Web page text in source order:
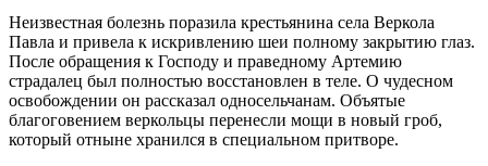
Неизвестная болезнь поразила крестьянина села Веркола
Павла и привела к искривлению шеи полному закрытию глаз.
После обращения к Господу и праведному Артемию
страдалец был полностью восстановлен в теле. О чудесном
освобождении он рассказал односельчанам. Объятые
благоговением веркольцы перенесли мощи в новый гроб,
который отныне хранился в специальном притворе.